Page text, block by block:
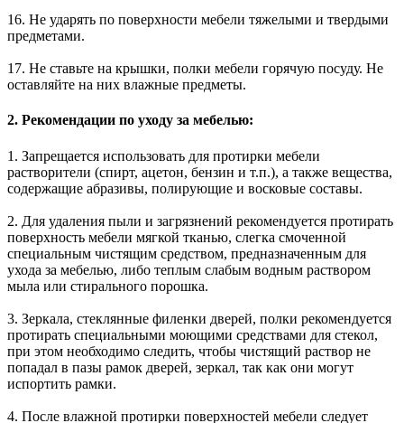
16. Не ударять по поверхности мебели тяжелыми и твердыми
предметами.
17. Не ставьте на крышки, полки мебели горячую посуду. Не
оставляйте на них влажные предметы.
2. Рекомендации по уходу за мебелью:
1. Запрещается использовать для протирки мебели
растворители (спирт, ацетон, бензин и т.п.), а также вещества,
содержащие абразивы, полирующие и восковые составы.
2. Для удаления пыли и загрязнений рекомендуется протирать
поверхность мебели мягкой тканью, слегка смоченной
специальным чистящим средством, предназначенным для
ухода за мебелью, либо теплым слабым водным раствором
мыла или стирального порошка.
3. Зеркала, стеклянные филенки дверей, полки рекомендуется
протирать специальными моющими средствами для стекол,
при этом необходимо следить, чтобы чистящий раствор не
попадал в пазы рамок дверей, зеркал, так как они могут
испортить рамки.
4. После влажной протирки поверхностей мебели следует